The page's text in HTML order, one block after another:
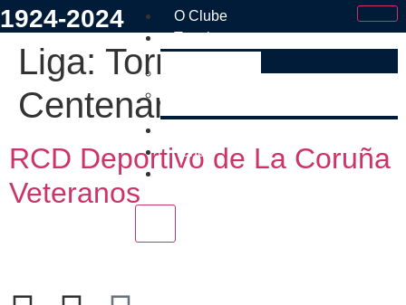
1924-2024
O Clube
Tramites
Tenda
Contacto
Liga: Torneo
Centenario Veterans
RCD Deportivo de La Coruña
Veteranos